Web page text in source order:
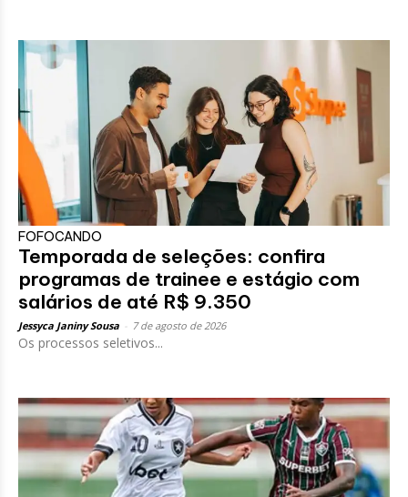
FOFOCANDO
Temporada de seleções: confira
programas de trainee e estágio com
salários de até R$ 9.350
Jessyca Janiny Sousa 7 de agosto de 2026
Os processos seletivos...